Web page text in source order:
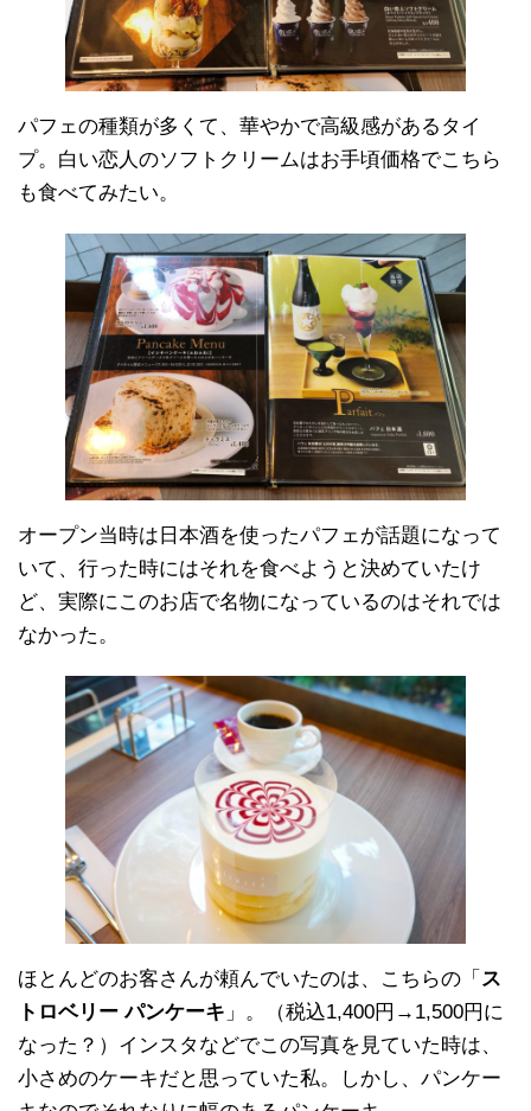
パフェの種類が多くて、華やかで高級感があるタイ
プ。白い恋人のソフトクリームはお手頃価格でこちら
も食べてみたい。
オープン当時は日本酒を使ったパフェが話題になって
いて、行った時にはそれを食べようと決めていたけ
ど、実際にこのお店で名物になっているのはそれでは
なかった。
ほとんどのお客さんが頼んでいたのは、こちらの「 ス
トロベリー パンケーキ 」。（税込1,400円→1,500円に
なった？）インスタなどでこの写真を見ていた時は、
小さめのケーキだと思っていた私。しかし、パンケー